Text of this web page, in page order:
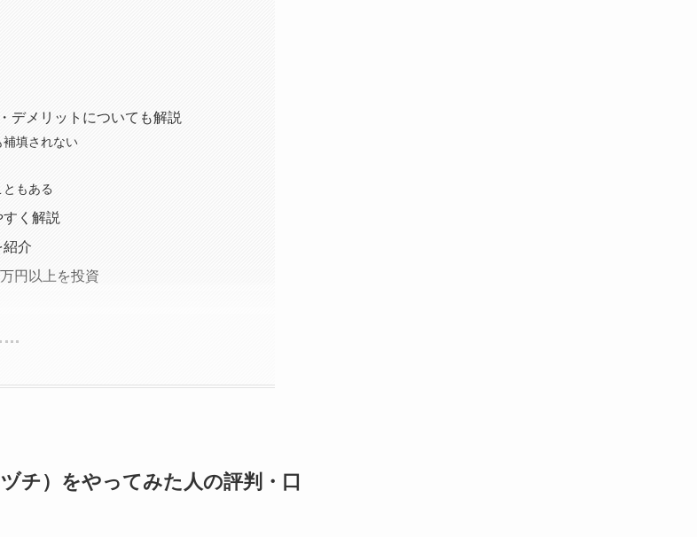
デメリットについても解説
填されない
もある
く解説
介
円以上を投資
チ）をやってみた人の評判・口